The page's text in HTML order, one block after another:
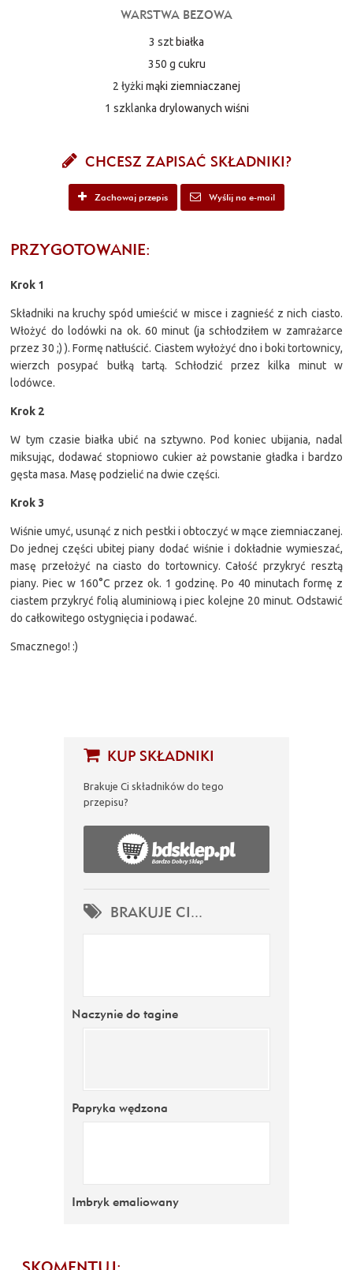
WARSTWA BEZOWA
3 szt białka
350 g cukru
2 łyżki mąki ziemniaczanej
1 szklanka drylowanych wiśni
KUP SKŁADNIKI
Brakuje Ci składników do tego
przepisu?
BRAKUJE CI...
Naczynie do tagine
Papryka wędzona
Imbryk emaliowany
CHCESZ ZAPISAĆ SKŁADNIKI?
Zachowaj przepis Wyślij na e-mail
PRZYGOTOWANIE:
Krok 1
Składniki na kruchy spód umieścić w misce i zagnieść z nich ciasto.
Włożyć do lodówki na ok. 60 minut (ja schłodziłem w zamrażarce
przez 30 ;) ). Formę natłuścić. Ciastem wyłożyć dno i boki tortownicy,
wierzch posypać bułką tartą. Schłodzić przez kilka minut w
lodówce.
Krok 2
W tym czasie białka ubić na sztywno. Pod koniec ubijania, nadal
miksując, dodawać stopniowo cukier aż powstanie gładka i bardzo
gęsta masa. Masę podzielić na dwie części.
Krok 3
Wiśnie umyć, usunąć z nich pestki i obtoczyć w mące ziemniaczanej.
Do jednej części ubitej piany dodać wiśnie i dokładnie wymieszać,
masę przełożyć na ciasto do tortownicy. Całość przykryć resztą
piany. Piec w 160°C przez ok. 1 godzinę. Po 40 minutach formę z
ciastem przykryć folią aluminiową i piec kolejne 20 minut. Odstawić
do całkowitego ostygnięcia i podawać.
Smacznego! :)